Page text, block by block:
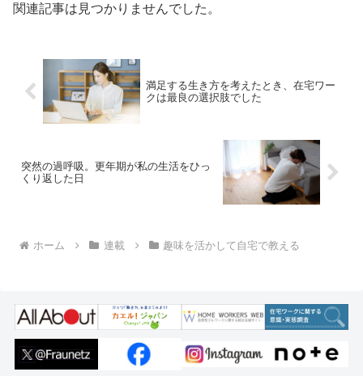
関連記事は見つかりませんでした。
満足する生き方を考えたとき、在宅ワー
クは最良の選択肢でした
突然の過呼吸。更年期が私の生活をひっ
くり返した日
ホーム 連載 趣味を活かして自宅で教える